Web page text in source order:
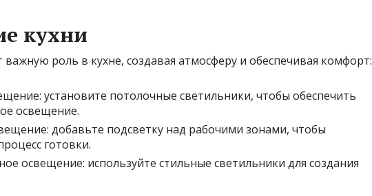
кухни
роль в кухне, создавая атмосферу и обеспечивая комфорт:
установите потолочные светильники, чтобы обеспечить
освещение.
добавьте подсветку над рабочими зонами, чтобы
готовки.
освещение: используйте стильные светильники для создания